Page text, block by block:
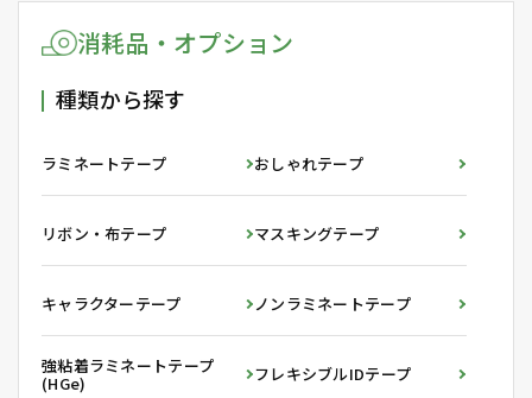
消耗品・オプション
種類から探す
ラミネートテープ おしゃれテープ
リボン・布テープ マスキングテープ
キャラクターテープ ノンラミネートテープ
強粘着ラミネートテープ
(HGe) フレキシブルIDテープ